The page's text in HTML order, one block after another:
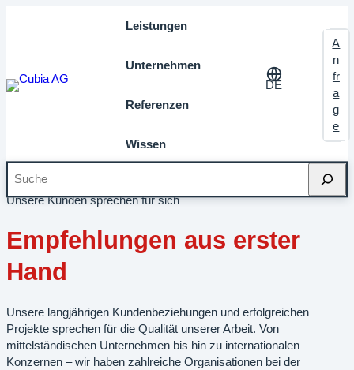
Leistungen
Unternehmen
Referenzen
Wissen
DE
A
n
fr
a
g
e
Startseite
Unsere Kunden sprechen für sich
Empfehlungen aus erster
Hand
Unsere langjährigen Kundenbeziehungen und erfolgreichen
Projekte sprechen für die Qualität unserer Arbeit. Von
mittelständischen Unternehmen bis hin zu internationalen
Konzernen – wir haben zahlreiche Organisationen bei der